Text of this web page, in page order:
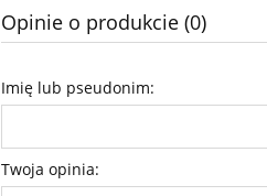
Opinie o produkcie (0)
Imię lub pseudonim:
Twoja opinia: